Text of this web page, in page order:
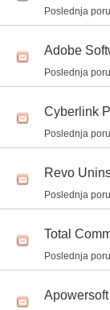
Poslednja
Adobe
Poslednja
Cyberlink
Poslednja
Revo
Poslednja
Total
Poslednja